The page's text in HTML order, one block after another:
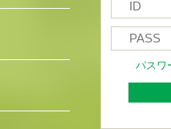
パスワ